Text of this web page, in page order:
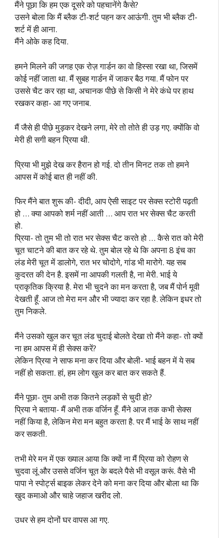
मैंने पूछा कि हम एक दूसरे को पहचानेंगे कैसे?
उसने बोला कि मैं ब्लैक टी-शर्ट पहन कर आऊंगी. तुम भी ब्लैक टी-
शर्ट में ही आना.
मैंने ओके कह दिया.
हमने मिलने की जगह एक रोज़ गार्डन का वो हिस्सा रखा था, जिसमें
कोई नहीं जाता था. मैं सुबह गार्डन में जाकर बैठ गया. मैं फोन पर
उससे चैट कर रहा था, अचानक पीछे से किसी ने मेरे कंधे पर हाथ
रखकर कहा- आ गए जनाब.
मैं जैसे ही पीछे मुड़कर देखने लगा, मेरे तो तोते ही उड़ गए. क्योंकि वो
मेरी ही सगी बहन प्रिया थी.
प्रिया भी मुझे देख कर हैरान हो गई. दो तीन मिनट तक तो हमने
आपस में कोई बात ही नहीं की.
फिर मैंने बात शुरू की- दीदी, आप ऐसी साइट पर सेक्स स्टोरी पढ़ती
हो … क्या आपको शर्म नहीं आती … आप रात भर सेक्स चैट करती
हो.
प्रिया- तो तुम भी तो रात भर सेक्स चैट करते हो … कैसे रात को मेरी
चूत चाटने की बात कर रहे थे. तुम बोल रहे थे कि अपना 8 इंच का
लंड मेरी चूत में डालोगे, रात भर चोदोगे, गांड भी मारोगे. यह सब
कुदरत की देन है. इसमें ना आपकी गलती है, ना मेरी. भाई ये
प्राकृतिक क्रिया है. मेरा भी चुदने का मन करता है, जब मैं पोर्न मूवी
देखती हूँ. आज तो मेरा मन और भी ज्यादा कर रहा है. लेकिन इधर तो
तुम निकले.
मैंने उसको खुल कर चूत लंड चुदाई बोलते देखा तो मैंने कहा- तो क्यों
ना हम आपस में ही सेक्स करें?
लेकिन प्रिया ने साफ मना कर दिया और बोली- भाई बहन में ये सब
नहीं हो सकता. हां, हम लोग खुल कर बात कर सकते हैं.
मैंने पूछा- तुम अभी तक कितने लड़कों से चुदी हो?
प्रिया ने बताया- मैं अभी तक वर्जिन हूँ. मैंने आज तक कभी सेक्स
नहीं किया है, लेकिन मेरा मन बहुत करता है. पर मैं भाई के साथ नहीं
कर सकती.
तभी मेरे मन में एक ख्याल आया कि क्यों ना मैं प्रिया को रोहण से
चुदवा लूं और उससे वर्जिन चूत के बदले पैसे भी वसूल करूं. वैसे भी
पापा ने स्पोर्ट्स बाइक लेकर देने को मना कर दिया और बोला था कि
खुद कमाओ और चाहे जहाज खरीद लो.
उधर से हम दोनों घर वापस आ गए.